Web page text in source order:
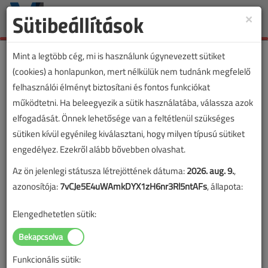
Toggle
×
Sütibeállítások
Mint a legtöbb cég, mi is használunk úgynevezett sütiket
(cookies) a honlapunkon, mert nélkülük nem tudnánk megfelelő
felhasználói élményt biztosítani és fontos funkciókat
működtetni. Ha beleegyezik a sütik használatába, válassza azok
elfogadását. Önnek lehetősége van a feltétlenül szükséges
sütiken kívül egyénileg kiválasztani, hogy milyen típusú sütiket
engedélyez. Ezekről alább bővebben olvashat.
Az ön jelenlegi státusza létrejöttének dátuma:2026. aug. 9.,
azonosítója:7vCJe5E4uWAmkDYX1zH6nr3Rl5ntAFs, állapota:
Elengedhetetlen sütik:
Funkcionális sütik: